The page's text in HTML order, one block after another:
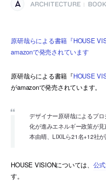
ARCHITECTURE BOOK
原研哉らによる書籍『HOUSE
amazonで発売されています
原研哉らによる書籍『HOUSE
がamazonで発売されています。
デザイナー原研哉によるプ
化が進みエネルギー政策が
本由晴、LIXILら21名+12社が
HOUSE VISIONについては、 公
す。